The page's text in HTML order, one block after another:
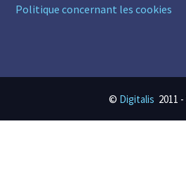
Politique concernant les cookies
© Digitalis 2011 -